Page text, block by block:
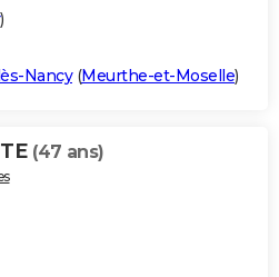
)
Nancy(Meurthe-et-Moselle)
(47 ans)